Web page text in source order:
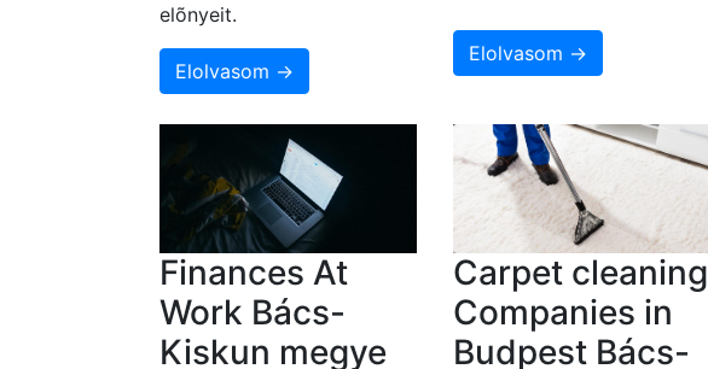
elõnyeit.
Elolvasom →
Elolvasom →
Finances At
Work Bács-
Kiskun megye
Carpet cleaning
Companies in
Budpest Bács-